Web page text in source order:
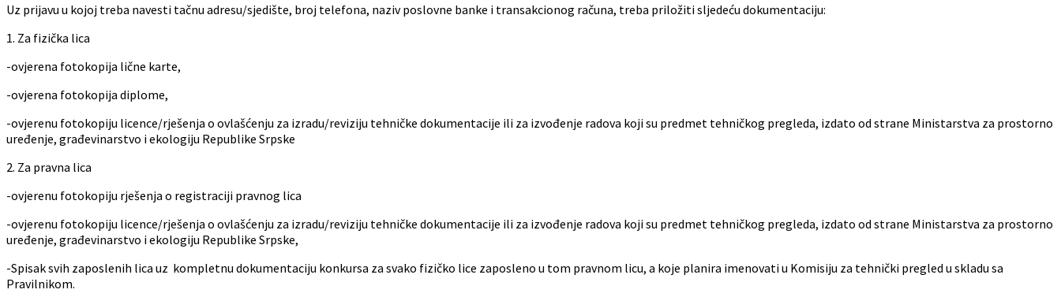
Uz prijavu u kojoj treba navesti tačnu adresu/sjedište, broj telefona, naziv poslovne banke i transakcionog računa, treba priložiti sljedeću dokumentaciju:
1. Za fizička lica
-ovjerena fotokopija lične karte,
-ovjerena fotokopija diplome,
-ovjerenu fotokopiju licence/rješenja o ovlašćenju za izradu/reviziju tehničke dokumentacije ili za izvođenje radova koji su predmet tehničkog pregleda, izdato od strane Ministarstva za prostorno
uređenje, građevinarstvo i ekologiju Republike Srpske
2. Za pravna lica
-ovjerenu fotokopiju rješenja o registraciji pravnog lica
-ovjerenu fotokopiju licence/rješenja o ovlašćenju za izradu/reviziju tehničke dokumentacije ili za izvođenje radova koji su predmet tehničkog pregleda, izdato od strane Ministarstva za prostorno
uređenje, građevinarstvo i ekologiju Republike Srpske,
-Spisak svih zaposlenih lica uz kompletnu dokumentaciju konkursa za svako fizičko lice zaposleno u tom pravnom licu, a koje planira imenovati u Komisiju za tehnički pregled u skladu sa
Pravilnikom.